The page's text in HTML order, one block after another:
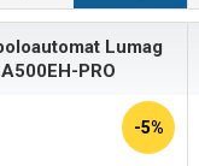
Lumag
PRO
-5%